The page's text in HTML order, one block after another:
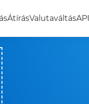
ÁtírásValutaváltásAPI